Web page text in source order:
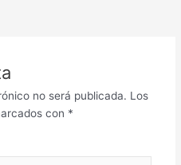
no será publicada. Los
con *